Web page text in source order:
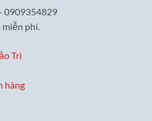
0909354829
miễn phí.
Trì
hàng